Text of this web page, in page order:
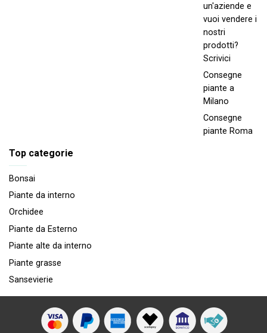
un'aziende e
vuoi vendere i
nostri
prodotti?
Scrivici
Consegne
piante a
Milano
Consegne
piante Roma
Top categorie
Bonsai
Piante da interno
Orchidee
Piante da Esterno
Piante alte da interno
Piante grasse
Sansevierie